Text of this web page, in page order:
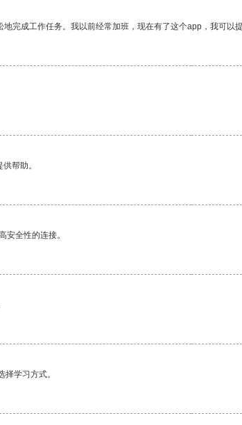
完成工作任务。我以前经常加班，现在有了这个app，我可以
帮助。
安全性的连接。
学习方式。